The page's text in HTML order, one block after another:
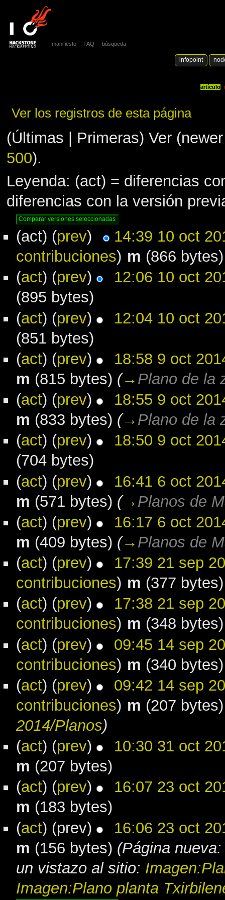
Ver los registros de esta página
(Últimas | Primeras) Ver
500).
Leyenda: (act) = diferencias
diferencias con la versión
(act) (prev)
14:39 10 oct
contribuciones) m (866 bytes)
(act) (prev)
12:06 10 oct
(895 bytes)
(act) (prev)
12:04 10 oct
(851 bytes)
(act) (prev)
18:58 9 oct
m (815 bytes) (→ Plano de la
(act) (prev)
18:55 9 oct
m (833 bytes) (→ Plano de la
(act) (prev)
18:50 9 oct
(704 bytes)
(act) (prev)
16:41 6 oct
m (571 bytes) (→ Planos de
(act) (prev)
16:17 6 oct
m (409 bytes) (→ Planos de
(act) (prev)
17:39 21 sep
contribuciones) m (377 bytes)
(act) (prev)
17:38 21 sep
contribuciones) m (348 bytes)
(act) (prev)
09:45 14 sep
contribuciones) m (340 bytes)
(act) (prev)
09:42 14 sep
contribuciones) m (207 bytes)
2014/Planos)
(act) (prev)
10:30 31 oct
m (207 bytes)
(act) (prev)
16:07 23 oct
m (183 bytes)
(act) (prev)
16:06 23 oct
m (156 bytes) (Página
un vistazo al sitio:
Imagen:Plano planta
artículo
manifiesto FAQ búsqueda
infopoint